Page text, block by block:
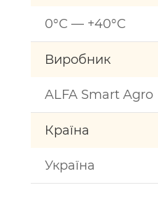
0°С — +40°С
Виробник
ALFA Smart Agro
Країна
Україна